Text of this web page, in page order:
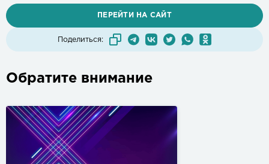
ПЕРЕЙТИ НА САЙТ
Поделиться:
Обратите внимание